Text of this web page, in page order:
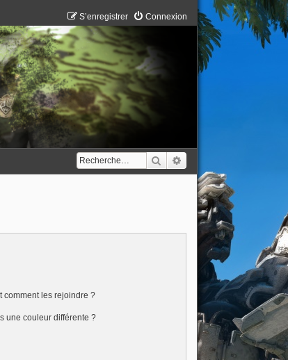
Connexion
S’enregistrer
Rechercher
comment les rejoindre ?
une couleur différente ?